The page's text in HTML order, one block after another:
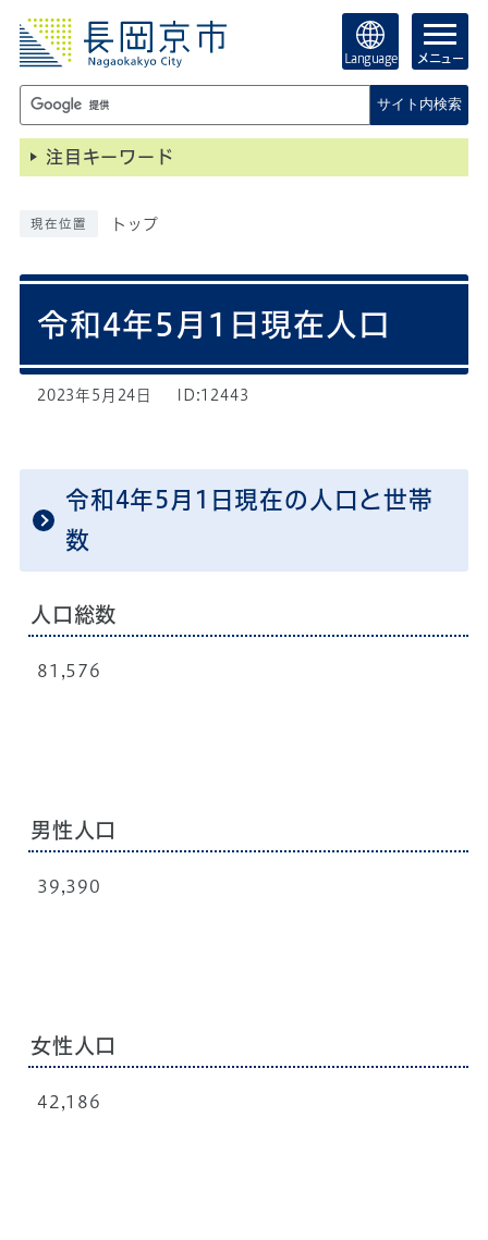
Language メニュー
サイト内検索
注目キーワード
現在位置 トップ
令和4年5月1日現在人口
2023年5月24日 ID:12443
令和4年5月1日現在の人口と世帯
数
人口総数
81,576
男性人口
39,390
女性人口
42,186